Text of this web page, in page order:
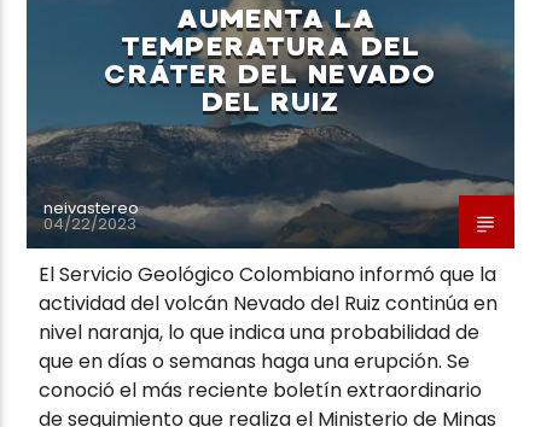
Neiva Estereo
AUMENTA LA
TEMPERATURA DEL
CRÁTER DEL NEVADO
DEL RUIZ
neivastereo
04/22/2023
El Servicio Geológico Colombiano informó que la
actividad del volcán Nevado del Ruiz continúa en
nivel naranja, lo que indica una probabilidad de
que en días o semanas haga una erupción. Se
conoció el más reciente boletín extraordinario
de seguimiento que realiza el Ministerio de Minas